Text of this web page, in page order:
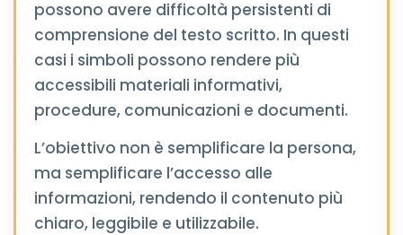
possono avere difficoltà persistenti di
comprensione del testo scritto. In questi
casi i simboli possono rendere più
accessibili materiali informativi,
procedure, comunicazioni e documenti.
L’obiettivo non è semplificare la persona,
ma semplificare l’accesso alle
informazioni, rendendo il contenuto più
chiaro, leggibile e utilizzabile.